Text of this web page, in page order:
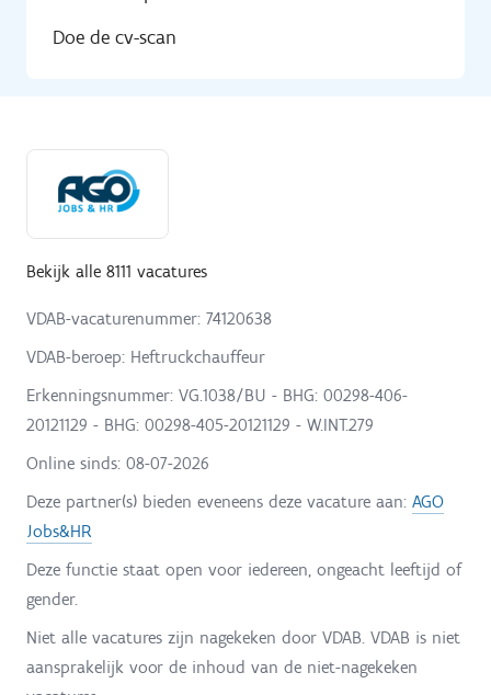
Doe de cv-scan
Bekijk alle 8111 vacatures
VDAB-vacaturenummer: 74120638
VDAB-beroep: Heftruckchauffeur
Erkenningsnummer: VG.1038/BU - BHG: 00298-406-
20121129 - BHG: 00298-405-20121129 - W.INT.279
Online sinds: 08-07-2026
Deze partner(s) bieden eveneens deze vacature aan: AGO
Jobs&HR
Deze functie staat open voor iedereen, ongeacht leeftijd of
gender.
Niet alle vacatures zijn nagekeken door VDAB. VDAB is niet
aansprakelijk voor de inhoud van de niet-nagekeken